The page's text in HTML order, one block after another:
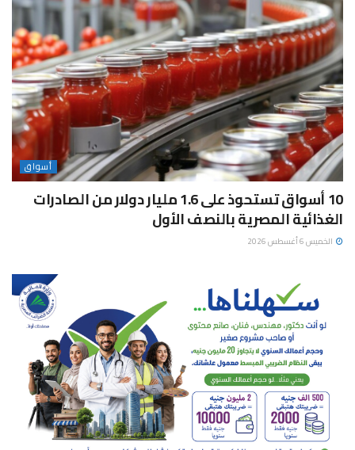
أسواق
10 أسواق تستحوذ على 1.6 مليار دولار من الصادرات
الغذائية المصرية بالنصف الأول
الخميس 6 أغسطس 2026